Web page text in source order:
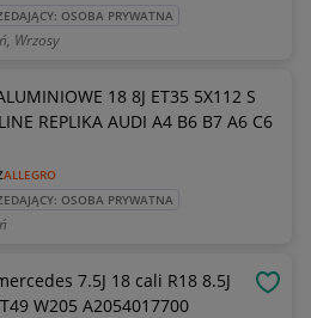
OSOBA PRYWATNA
Wrzosy
18 8J ET35 5X112 S
REPLIKA AUDI A4 B6 B7 A6 C6
ALLEGRO
OSOBA PRYWATNA
7.5J 18 cali R18 8.5J
W205 A2054017700